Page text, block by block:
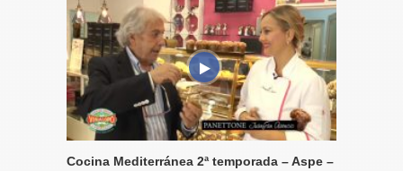
Cocina Mediterránea 2ª temporada – Aspe –